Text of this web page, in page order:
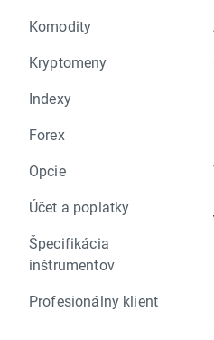
Komodity
Kryptomeny
Indexy
Forex
Opcie
Účet a poplatky
Špecifikácia
inštrumentov
Profesionálny klient